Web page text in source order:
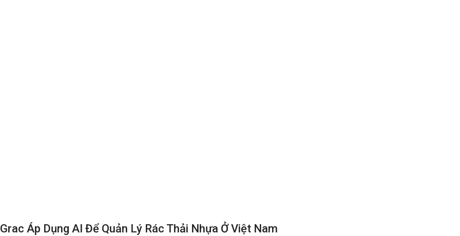
Grac Áp Dụng AI Để Quản Lý Rác Thải Nhựa Ở Việt Nam